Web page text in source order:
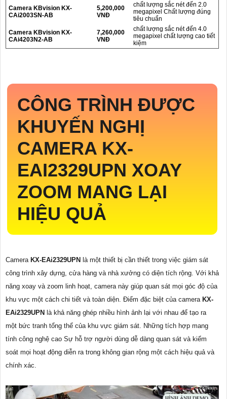
Camera KBvision KX-
CAi2003SN-AB
5,200,000
VNĐ
chất lượng sắc nét đến 2.0
megapixel Chất lượng đúng
tiêu chuẩn
Camera KBvision KX-
CAi4203N2-AB
7,260,000
VNĐ
chất lượng sắc nét đến 4.0
megapixel chất lượng cao tiết
kiệm
CÔNG TRÌNH ĐƯỢC
KHUYẾN NGHỊ
CAMERA KX-
EAI2329UPN XOAY
ZOOM MANG LẠI
HIỆU QUẢ
Camera KX-EAi2329UPN là một thiết bị cần thiết trong việc giám sát
công trình xây dựng, cửa hàng và nhà xưởng có diện tích rộng. Với khả
năng xoay và zoom linh hoạt, camera này giúp quan sát mọi góc độ của
khu vực một cách chi tiết và toàn diện. Điểm đặc biệt của camera KX-
EAi2329UPN là khả năng ghép nhiều hình ảnh lại với nhau để tạo ra
một bức tranh tổng thể của khu vực giám sát. Những tích hợp mang
tính công nghệ cao Sự hỗ trợ người dùng dễ dàng quan sát và kiểm
soát mọi hoạt động diễn ra trong không gian rộng một cách hiệu quả và
chính xác.